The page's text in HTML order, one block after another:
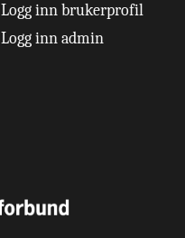
Logg inn brukerprofil
Logg inn admin